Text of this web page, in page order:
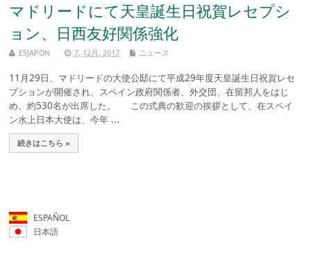
マドリードにて天皇誕生日祝賀レセプシ
ョン、日西友好関係強化
ESJAPON 7, 12月, 2017 ニュース
11月29日、マドリードの大使公邸にて平成29年度天皇誕生日祝賀レセ
プションが開催され、スペイン政府関係者、外交団、在留邦人をはじ
め、約530名が出席した。 この式典の歓迎の挨拶として、在スペイ
ン水上日本大使は、今年 ...
続きはこちら »
ESPAÑOL
日本語